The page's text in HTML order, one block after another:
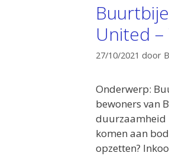
United
27/10/2021 door
Onderwerp:
bewoners van
duurzaamheid
komen aan
opzetten?